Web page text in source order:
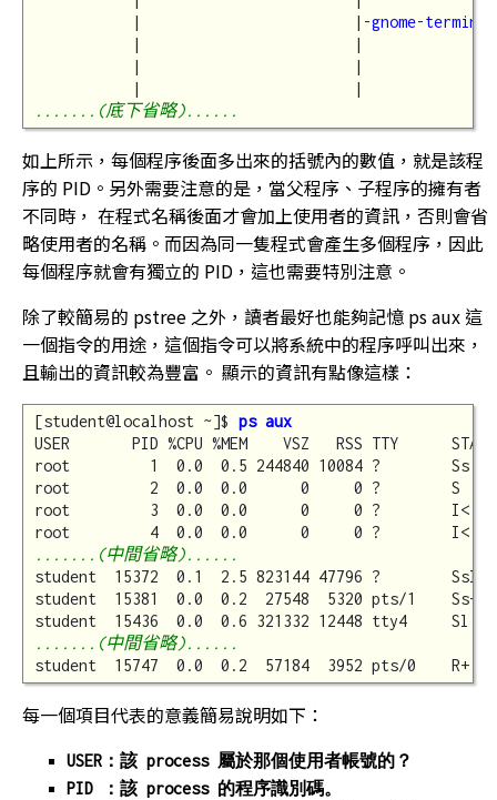
           |                        |-
gnome-
|                        |
|                        |
.......(底下省略)......
如上所示，每個程序後面多出來的括號內的數值，就是該程
序的 PID。另外需要注意的是，當父程序、子程序的擁有者
不同時， 在程式名稱後面才會加上使用者的資訊，否則會省
略使用者的名稱。而因為同一隻程式會產生多個程序，因此
每個程序就會有獨立的 PID，這也需要特別注意。
除了較簡易的 pstree 之外，讀者最好也能夠記憶 ps aux 這
一個指令的用途，這個指令可以將系統中的程序呼叫出來，
且輸出的資訊較為豐富。 顯示的資訊有點像這樣：
[student@localhost ~]$ ps aux
USER       PID %CPU %MEM    VSZ   RSS TTY      STAT
root         1  0.0  0.5 244840 10084 ?        Ss
root         2  0.0  0.0      0     0 ?        S     3
root         3  0.0  0.0      0     0 ?        I<    3
.......(中間省略)......
student  15372  0.1  2.5 823144 47796 ?        Ssl
student  15381  0.0  0.2  27548  5320 pts/1    Ss+
.......(中間省略)......
每一個項目代表的意義簡易說明如下：
USER：該 process 屬於那個使用者帳號的？
PID ：該 process 的程序識別碼。